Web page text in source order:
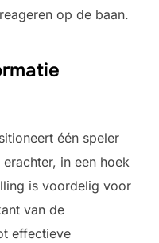
op de baan.
één speler
in een hoek
is voordelig voor
van de
effectieve